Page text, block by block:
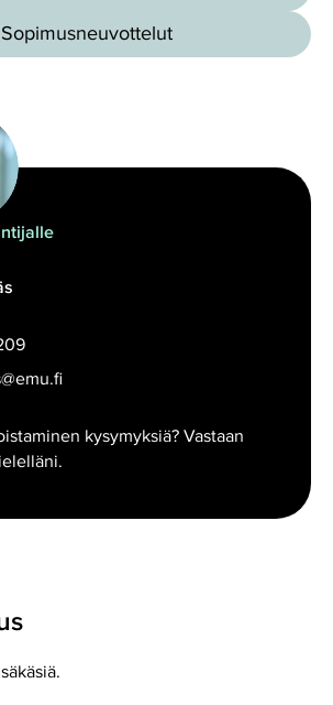
Sopimusneuvottelut
kysymyksiä? Vastaan